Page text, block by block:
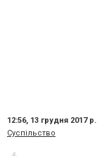
12:56, 13 грудня 2017 р.
Суспільство